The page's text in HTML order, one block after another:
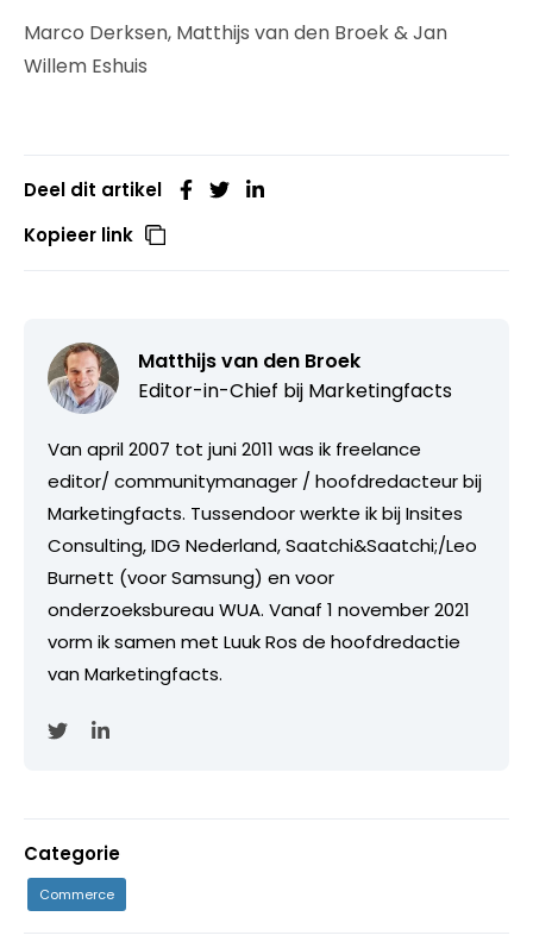
Marco Derksen, Matthijs van den Broek & Jan
Willem Eshuis
Deel dit artikel
Kopieer link
Matthijs van den Broek
Editor-in-Chief bij Marketingfacts
Van april 2007 tot juni 2011 was ik freelance
editor/ communitymanager / hoofdredacteur bij
Marketingfacts. Tussendoor werkte ik bij Insites
Consulting, IDG Nederland, Saatchi&Saatchi;/Leo
Burnett (voor Samsung) en voor
onderzoeksbureau WUA. Vanaf 1 november 2021
vorm ik samen met Luuk Ros de hoofdredactie
van Marketingfacts.
Categorie
Commerce